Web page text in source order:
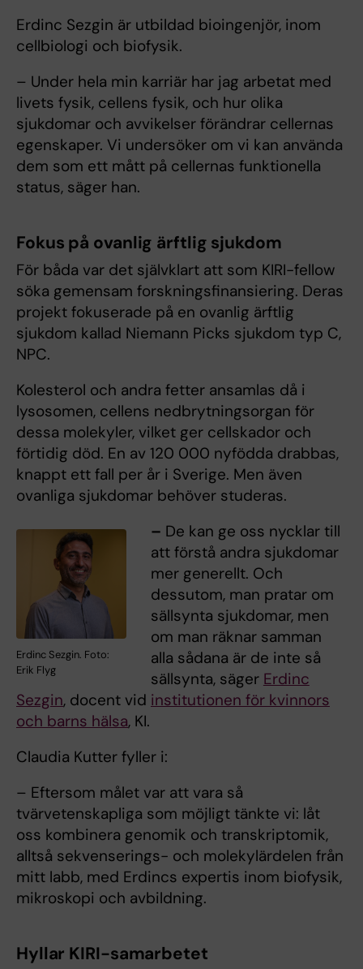
Erdinc Sezgin är utbildad bioingenjör, inom
cellbiologi och biofysik.
– Under hela min karriär har jag arbetat med
livets fysik, cellens fysik, och hur olika
sjukdomar och avvikelser förändrar cellernas
egenskaper. Vi undersöker om vi kan använda
dem som ett mått på cellernas funktionella
status, säger han.
Fokus på ovanlig ärftlig sjukdom
För båda var det självklart att som KIRI-fellow
söka gemensam forskningsfinansiering. Deras
projekt fokuserade på en ovanlig ärftlig
sjukdom kallad Niemann Picks sjukdom typ C,
NPC.
Kolesterol och andra fetter ansamlas då i
lysosomen, cellens nedbrytningsorgan för
dessa molekyler, vilket ger cellskador och
förtidig död. En av 120 000 nyfödda drabbas,
knappt ett fall per år i Sverige. Men även
ovanliga sjukdomar behöver studeras.
Erdinc Sezgin. Foto:
Erik Flyg
– De kan ge oss nycklar till
att förstå andra sjukdomar
mer generellt. Och
dessutom, man pratar om
sällsynta sjukdomar, men
om man räknar samman
alla sådana är de inte så
sällsynta, säger Erdinc
Sezgin, docent vid institutionen för kvinnors
och barns hälsa, KI.
Claudia Kutter fyller i:
– Eftersom målet var att vara så
tvärvetenskapliga som möjligt tänkte vi: låt
oss kombinera genomik och transkriptomik,
alltså sekvenserings- och molekylärdelen från
mitt labb, med Erdincs expertis inom biofysik,
mikroskopi och avbildning.
Hyllar KIRI-samarbetet